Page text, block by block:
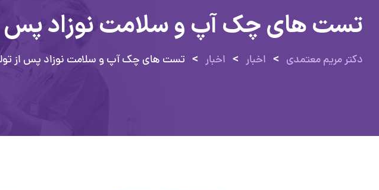
تست های چک آپ و سلامت نوزاد پس
دکتر مریم معتمدی > اخبار > اخبار > تست های چک آپ و سلامت نوزاد پس از